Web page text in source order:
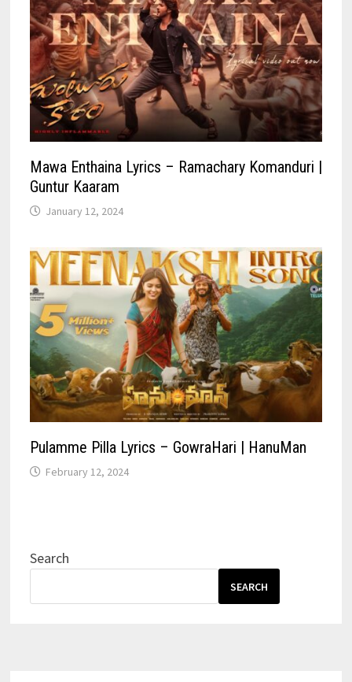
Mawa Enthaina Lyrics – Ramachary Komanduri |
Guntur Kaaram
January 12, 2024
Pulamme Pilla Lyrics – GowraHari | HanuMan
February 12, 2024
Search
SEARCH